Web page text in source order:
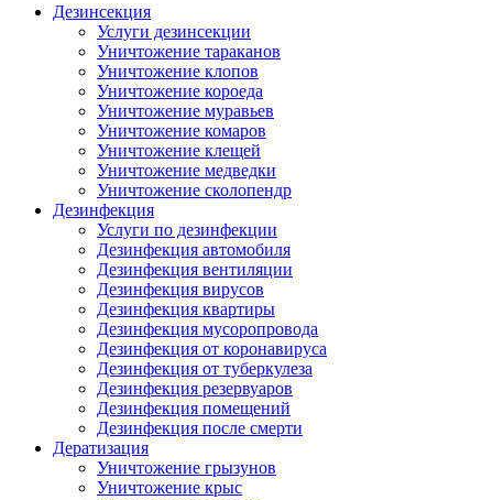
Дезинсекция
Услуги дезинсекции
Уничтожение тараканов
Уничтожение клопов
Уничтожение короеда
Уничтожение муравьев
Уничтожение комаров
Уничтожение клещей
Уничтожение медведки
Уничтожение сколопендр
Дезинфекция
Услуги по дезинфекции
Дезинфекция автомобиля
Дезинфекция вентиляции
Дезинфекция вирусов
Дезинфекция квартиры
Дезинфекция мусоропровода
Дезинфекция от коронавируса
Дезинфекция от туберкулеза
Дезинфекция резервуаров
Дезинфекция помещений
Дезинфекция после смерти
Дератизация
Уничтожение грызунов
Уничтожение крыс